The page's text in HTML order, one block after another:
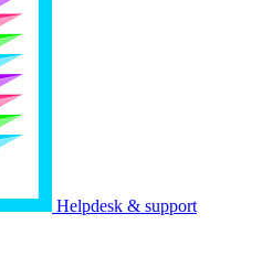
Helpdesk & support